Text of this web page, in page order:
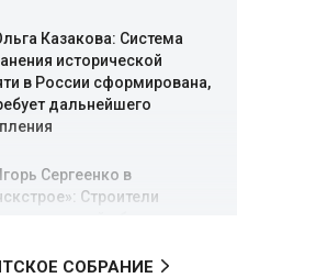
Казакова: Система
исторической
в России сформирована,
дальнейшего
Сергеенко в
Строители
охраны труда
СОБРАНИЕ